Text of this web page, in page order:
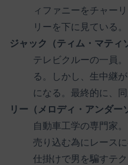
ィファニーをチャー
リーを下に見ている。
ジャック（ティム・マティ
テレビクルーの一員
る。しかし、生中継
になる。最終的に、
リー（メロディ・アンダー
自動車工学の専門家
売り込む為にレース
仕掛けで男を騙すテク